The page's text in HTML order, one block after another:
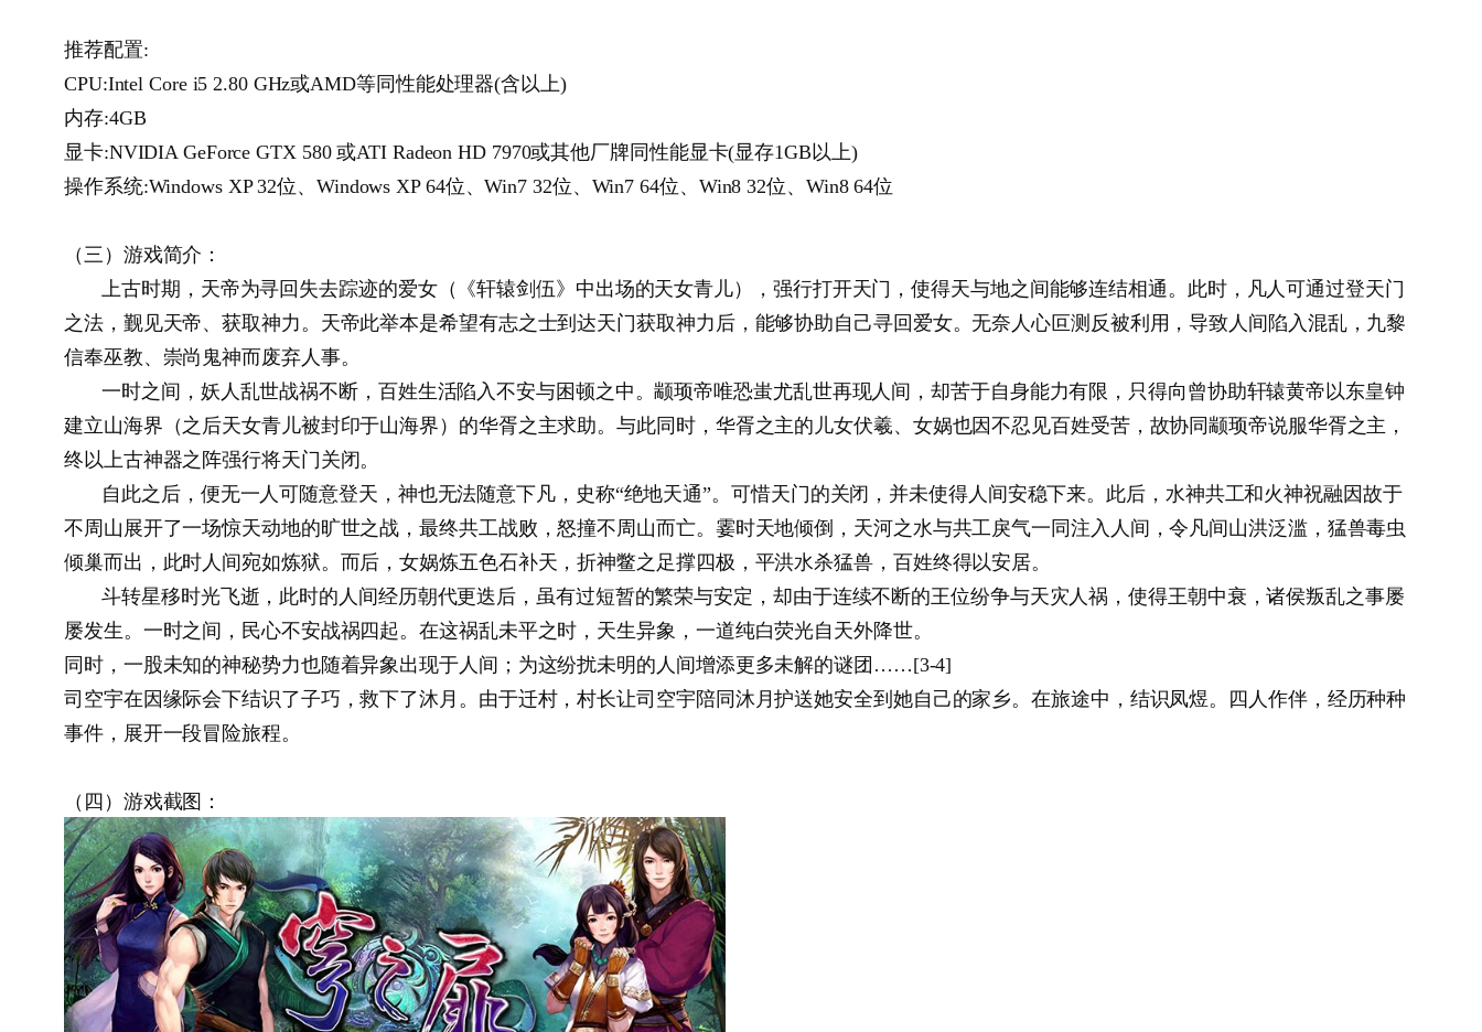
推荐配置:
CPU:Intel Core i5 2.80 GHz或AMD等同性能处理器(含以上)
内存:4GB
显卡:NVIDIA GeForce GTX 580 或ATI Radeon HD 7970或其他厂牌同性能显卡(显存1GB以上)
操作系统:Windows XP 32位、Windows XP 64位、Win7 32位、Win7 64位、Win8 32位、Win8 64位
（三）游戏简介：
上古时期，天帝为寻回失去踪迹的爱女（《轩辕剑伍》中出场的天女青儿），强行打开天门，使得天与地之间能够连结相通。此时，凡人可通过登天门
之法，觐见天帝、获取神力。天帝此举本是希望有志之士到达天门获取神力后，能够协助自己寻回爱女。无奈人心叵测反被利用，导致人间陷入混乱，九黎
信奉巫教、崇尚鬼神而废弃人事。
一时之间，妖人乱世战祸不断，百姓生活陷入不安与困顿之中。颛顼帝唯恐蚩尤乱世再现人间，却苦于自身能力有限，只得向曾协助轩辕黄帝以东皇钟
建立山海界（之后天女青儿被封印于山海界）的华胥之主求助。与此同时，华胥之主的儿女伏羲、女娲也因不忍见百姓受苦，故协同颛顼帝说服华胥之主，
终以上古神器之阵强行将天门关闭。
自此之后，便无一人可随意登天，神也无法随意下凡，史称“绝地天通”。可惜天门的关闭，并未使得人间安稳下来。此后，水神共工和火神祝融因故于
不周山展开了一场惊天动地的旷世之战，最终共工战败，怒撞不周山而亡。霎时天地倾倒，天河之水与共工戾气一同注入人间，令凡间山洪泛滥，猛兽毒虫
倾巢而出，此时人间宛如炼狱。而后，女娲炼五色石补天，折神鳖之足撑四极，平洪水杀猛兽，百姓终得以安居。
斗转星移时光飞逝，此时的人间经历朝代更迭后，虽有过短暂的繁荣与安定，却由于连续不断的王位纷争与天灾人祸，使得王朝中衰，诸侯叛乱之事屡
屡发生。一时之间，民心不安战祸四起。在这祸乱未平之时，天生异象，一道纯白荧光自天外降世。
同时，一股未知的神秘势力也随着异象出现于人间；为这纷扰未明的人间增添更多未解的谜团……[3-4]
司空宇在因缘际会下结识了子巧，救下了沐月。由于迁村，村长让司空宇陪同沐月护送她安全到她自己的家乡。在旅途中，结识凤煜。四人作伴，经历种种
事件，展开一段冒险旅程。
（四）游戏截图：